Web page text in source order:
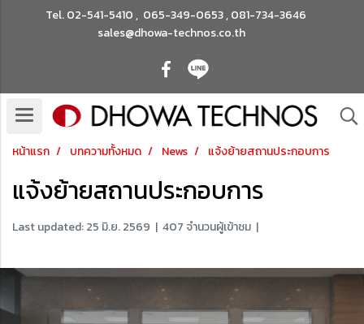
Tel.02-541-5410, 065-349-0653,081-734-3646
sales@dhowa-technos.co.th
หน้าแรก บทความทั้งหมด News แจ้งย้ายสถานประกอบการ
แจ้งย้ายสถานประกอบการ
Last updated: 25 มิ.ย. 2569 | 407 จำนวนผู้เข้าชม |